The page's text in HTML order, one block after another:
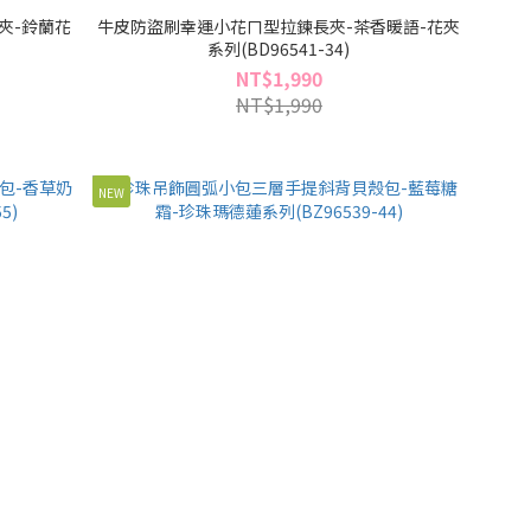
-鈴蘭花
牛皮防盜刷幸運小花ㄇ型拉鍊長夾-茶香暖語-花夾
系列(BD96541-34)
NT$1,990
NT$1,990
NEW